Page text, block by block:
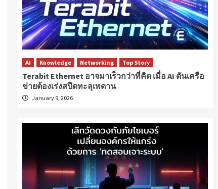
AI Knowledge Networking Top Story
Terabit Ethernet อาจมาเร็วกว่าที่คิด เมื่อ AI ดันเครือ
ข่ายต้องเร่งสปีดทะลุเพดาน
January 9, 2026